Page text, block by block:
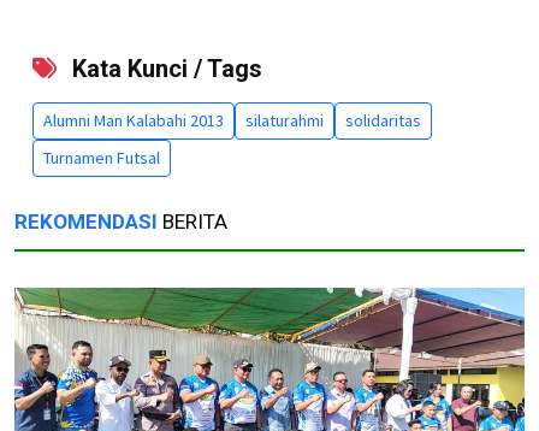
Kata Kunci / Tags
Alumni Man Kalabahi 2013 silaturahmi
solidaritas
Turnamen Futsal
REKOMENDASI BERITA